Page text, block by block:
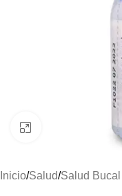
Clic para ampliar
Inicio/Salud/Salud Bucal